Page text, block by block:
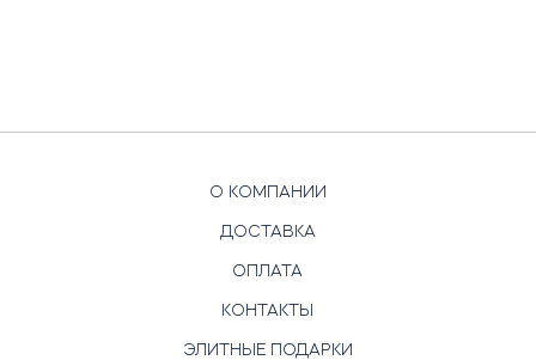
О КОМПАНИИ
ДОСТАВКА
ОПЛАТА
КОНТАКТЫ
ЭЛИТНЫЕ ПОДАРКИ